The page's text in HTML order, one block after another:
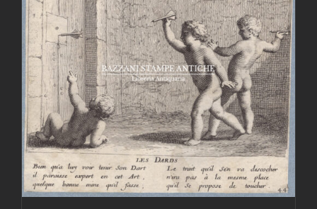
AGGIUNGI AL CARRELLO / DETTAGLI